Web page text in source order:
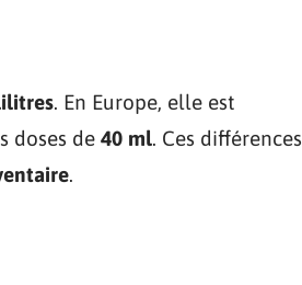
. En Europe, elle est
doses de 40 ml. Ces différences
.